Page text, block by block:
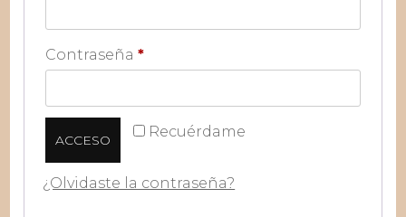
Contraseña*Obligatorio
Recuérdame
ACCESO
¿Olvidaste la contraseña?